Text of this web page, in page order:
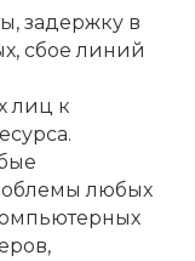
задержку в
сбое линий
лиц к
любых